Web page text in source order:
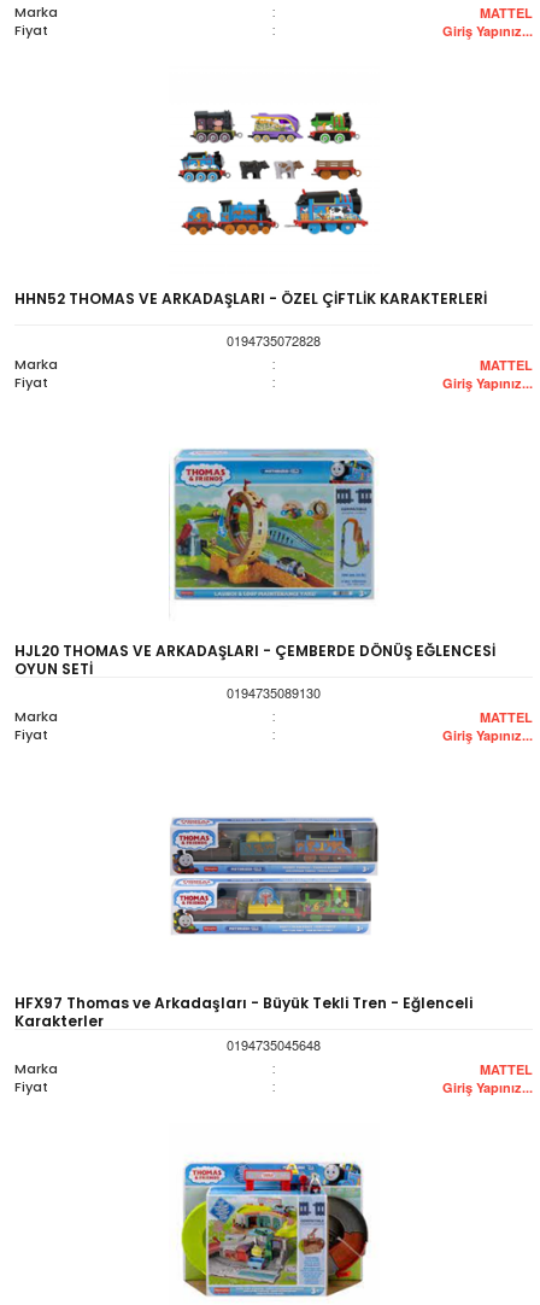
Marka
: MATTEL
Fiyat : Giriş Yapınız...
HHN52 THOMAS VE ARKADAŞLARI - ÖZEL ÇİFTLİK KARAKTERLERİ
0194735072828
Marka
: MATTEL
Fiyat : Giriş Yapınız...
HJL20 THOMAS VE ARKADAŞLARI - ÇEMBERDE DÖNÜŞ EĞLENCESİ
OYUN SETİ
0194735089130
Marka
: MATTEL
Fiyat : Giriş Yapınız...
HFX97 Thomas ve Arkadaşları - Büyük Tekli Tren - Eğlenceli
Karakterler
0194735045648
Marka
: MATTEL
Fiyat : Giriş Yapınız...